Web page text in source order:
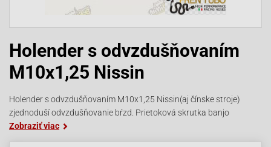
Holender s odvzdušňovaním
M10x1,25 Nissin
Holender s odvzdušňovaním M10x1,25 Nissin(aj čínske stroje)
zjednoduší odvzdušňovanie bŕzd. Prietoková skrutka banjo
Zobraziť viac